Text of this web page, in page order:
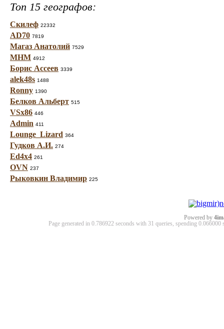
Топ 15 географов:
Скилеф 22332
AD70 7819
Магаз Анатолий 7529
МНМ 4912
Борис Ассеев 3339
alek48s 1488
Ronny 1390
Белков Альберт 515
VSx86 446
Admin 411
Lounge_Lizard 364
Гудков А.И. 274
Ed4x4 261
OVN 237
Рыковкин Владимир 225
Powered by
Page generated in 0.786922 seconds with 31 queries, spending